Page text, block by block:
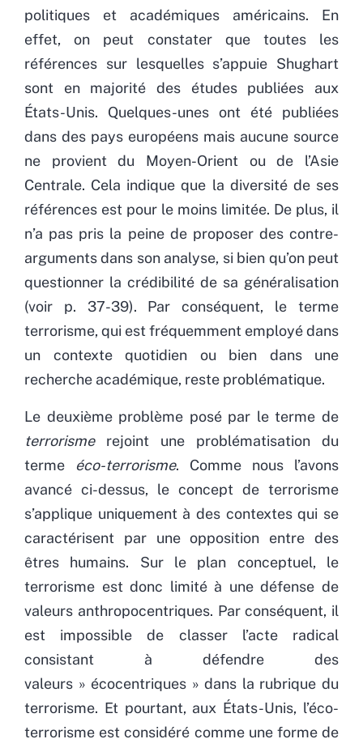
politiques et académiques américains. En
effet, on peut constater que toutes les
références sur lesquelles s’appuie Shughart
sont en majorité des études publiées aux
États-Unis. Quelques-unes ont été publiées
dans des pays européens mais aucune source
ne provient du Moyen-Orient ou de l’Asie
Centrale. Cela indique que la diversité de ses
références est pour le moins limitée. De plus, il
n’a pas pris la peine de proposer des contre-
arguments dans son analyse, si bien qu’on peut
questionner la crédibilité de sa généralisation
(voir p. 37-39). Par conséquent, le terme
terrorisme, qui est fréquemment employé dans
un contexte quotidien ou bien dans une
recherche académique, reste problématique.
Le deuxième problème posé par le terme de
terrorismerejoint une problématisation du
terme éco-terrorisme. Comme nous l’avons
avancé ci-dessus, le concept de terrorisme
s’applique uniquement à des contextes qui se
caractérisent par une opposition entre des
êtres humains. Sur le plan conceptuel, le
terrorisme est donc limité à une défense de
valeurs anthropocentriques. Par conséquent, il
est impossible de classer l’acte radical
consistant à défendre des
valeurs » écocentriques » dans la rubrique du
terrorisme. Et pourtant, aux États-Unis, l’éco-
terrorisme est considéré comme une forme de